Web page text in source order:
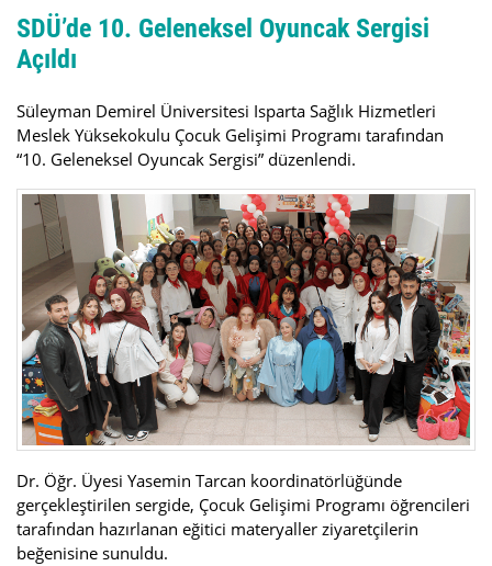
SDÜ’de 10. Geleneksel Oyuncak Sergisi
Açıldı
Süleyman Demirel Üniversitesi Isparta Sağlık Hizmetleri
Meslek Yüksekokulu Çocuk Gelişimi Programı tarafından
“10. Geleneksel Oyuncak Sergisi” düzenlendi.
Dr. Öğr. Üyesi Yasemin Tarcan koordinatörlüğünde
gerçekleştirilen sergide, Çocuk Gelişimi Programı öğrencileri
tarafından hazırlanan eğitici materyaller ziyaretçilerin
beğenisine sunuldu.